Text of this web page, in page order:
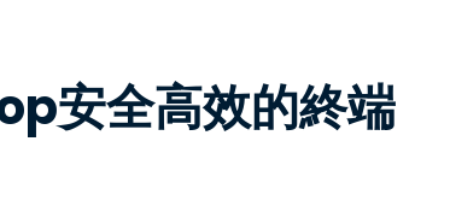
安全高效的終端